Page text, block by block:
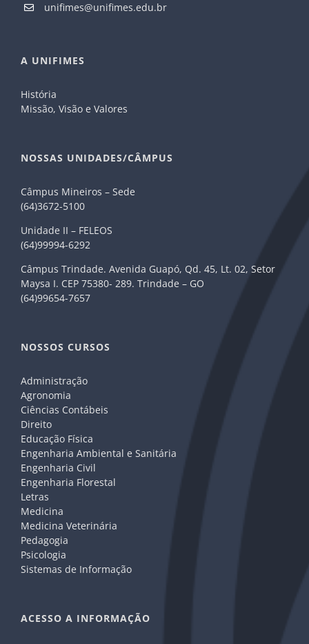
unifimes@unifimes.edu.br
A UNIFIMES
História
Missão, Visão e Valores
NOSSAS UNIDADES/CÂMPUS
Câmpus Mineiros – Sede
(64)3672-5100
Unidade II – FELEOS
(64)99994-6292
Câmpus Trindade. Avenida Guapó, Qd. 45, Lt. 02, Setor
Maysa I. CEP 75380- 289. Trindade – GO
(64)99654-7657
NOSSOS CURSOS
Administração
Agronomia
Ciências Contábeis
Direito
Educação Física
Engenharia Ambiental e Sanitária
Engenharia Civil
Engenharia Florestal
Letras
Medicina
Medicina Veterinária
Pedagogia
Psicologia
Sistemas de Informação
ACESSO A INFORMAÇÃO